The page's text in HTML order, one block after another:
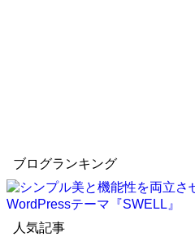
ブログランキング
人気記事